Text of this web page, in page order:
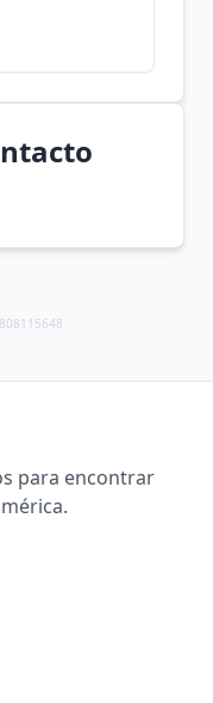
para encontrar